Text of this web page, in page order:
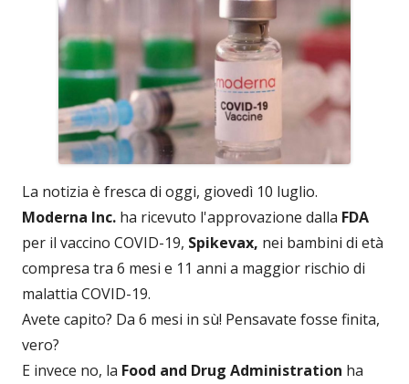
La notizia è fresca di oggi, giovedì 10 luglio.
Moderna Inc. ha ricevuto l'approvazione dalla FDA
per il vaccino COVID-19, Spikevax, nei bambini di età
compresa tra 6 mesi e 11 anni a maggior rischio di
malattia COVID-19.
Avete capito? Da 6 mesi in sù! Pensavate fosse finita,
vero?
E invece no, la Food and Drug Administration ha